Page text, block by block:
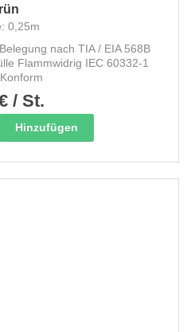
0,25m
nach TIA / EIA 568B
Flammwidrig IEC 60332-1
/ St.
Hinzufügen